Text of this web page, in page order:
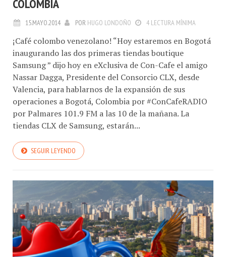
COLOMBIA
15.MAYO.2014 POR HUGO LONDOÑO 4 LECTURA MÍNIMA
¡Café colombo venezolano! “Hoy estaremos en Bogotá
inaugurando las dos primeras tiendas boutique
Samsung ” dijo hoy en eXclusiva de Con-Cafe el amigo
Nassar Dagga, Presidente del Consorcio CLX, desde
Valencia, para hablarnos de la expansión de sus
operaciones a Bogotá, Colombia por #ConCafeRADIO
por Palmares 101.9 FM a las 10 de la mañana. La
tiendas CLX de Samsung, estarán...
SEGUIR LEYENDO